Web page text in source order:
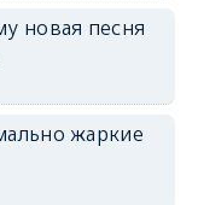
новая песня
жаркие